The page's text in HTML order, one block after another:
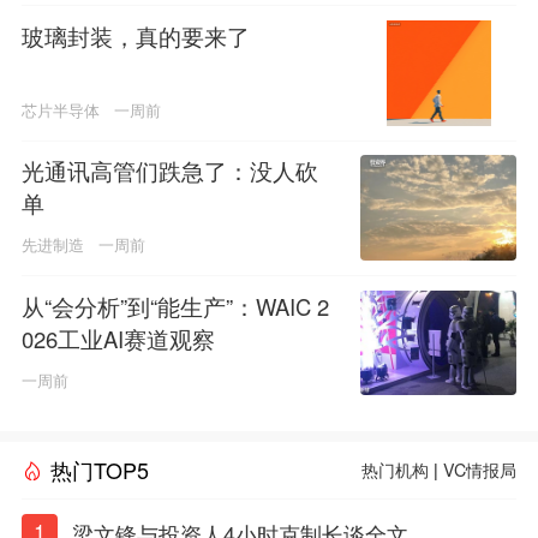
玻璃封装，真的要来了
芯片半导体 一周前
光通讯高管们跌急了：没人砍
单
先进制造 一周前
从“会分析”到“能生产”：WAIC 2
026工业AI赛道观察
一周前
热门TOP5 热门机构 |VC情报局
1